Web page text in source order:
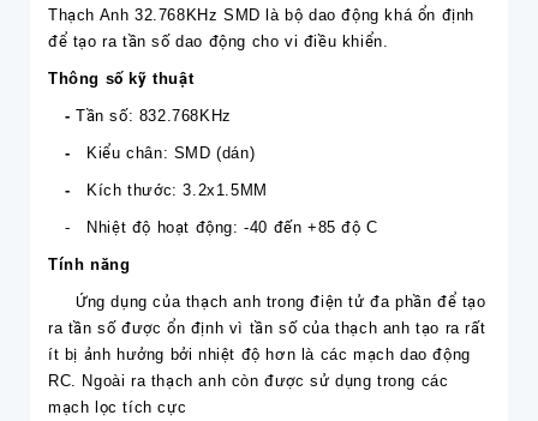
Thạch Anh 32.768KHz SMD là bộ dao động khá ổn định
để tạo ra tần số dao động cho vi điều khiển.
Thông số kỹ thuật
- Tần số: 832.768KHz
- Kiểu chân: SMD (dán)
- Kích thước: 3.2x1.5MM
- Nhiệt độ hoạt động: -40 đến +85 độ C
Tính năng
Ứng dụng của thạch anh trong điện tử đa phần để tạo
ra tần số được ổn định vì tần số của thạch anh tạo ra rất
ít bị ảnh hưởng bởi nhiệt độ hơn là các mạch dao động
RC. Ngoài ra thạch anh còn được sử dụng trong các
mạch lọc tích cực